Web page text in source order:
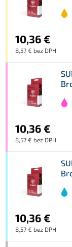
10,36 €
8,57 € bez DPH
10,36 €
8,57 € bez DPH
10,36 €
8,57 € bez DPH